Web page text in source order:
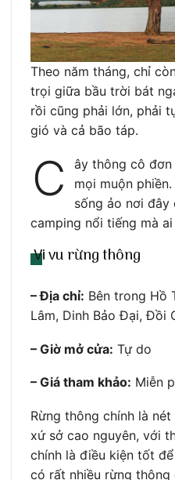
Theo năm tháng, chỉ
trọi giữa bầu trời bát
rồi cũng phải lớn, phải
gió và cả bão táp.
C
ây thông cô
mọi muộn
sống ảo nơi đây
camping nổi tiếng mà
Vi vu rừng thông
– Địa chỉ: Bên trong Hồ
Lâm, Dinh Bảo Đại, Đồi
– Giờ mở cửa: Tự do
– Giá tham khảo: Miễn
Rừng thông chính là
xứ sở cao nguyên, với
chính là điều kiện tốt
có rất nhiều rừng thông